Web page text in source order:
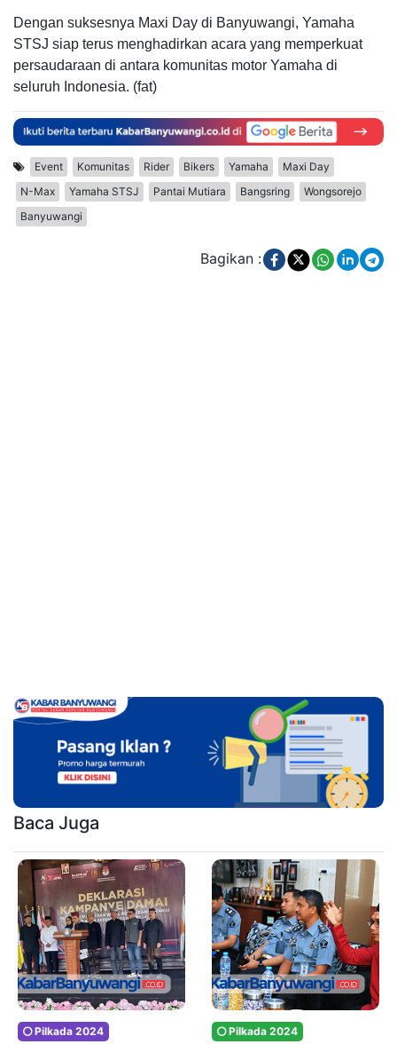
Dengan suksesnya Maxi Day di Banyuwangi, Yamaha
STSJ siap terus menghadirkan acara yang memperkuat
persaudaraan di antara komunitas motor Yamaha di
seluruh Indonesia. (fat)
Event Komunitas Rider Bikers Yamaha
Maxi Day
N-Max
Yamaha STSJ Pantai Mutiara Bangsring
Wongsorejo
Banyuwangi
Bagikan :
Baca Juga
Pilkada 2024 Pilkada 2024